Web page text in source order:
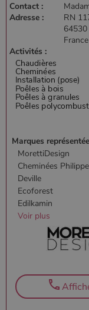
Contact :
Adresse :
RN
64530
France
Activités :
Marques
MorettiDesign
Cheminées Philippe
Deville
Ecoforest
Edilkamin
Voir plus